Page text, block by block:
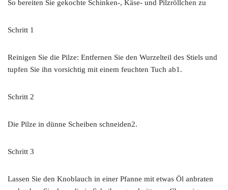
So bereiten Sie gekochte Schinken-, Käse- und Pilzröllchen zu
Schritt 1
Reinigen Sie die Pilze: Entfernen Sie den Wurzelteil des Stiels und
tupfen Sie ihn vorsichtig mit einem feuchten Tuch ab1.
Schritt 2
Die Pilze in dünne Scheiben schneiden2.
Schritt 3
Lassen Sie den Knoblauch in einer Pfanne mit etwas Öl anbraten